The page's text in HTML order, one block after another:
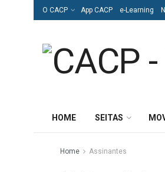
O CACP App CACP e-Learning
HOME SEITAS
Home Assinantes